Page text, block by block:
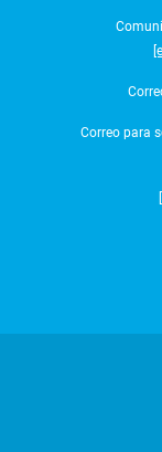
Correo para